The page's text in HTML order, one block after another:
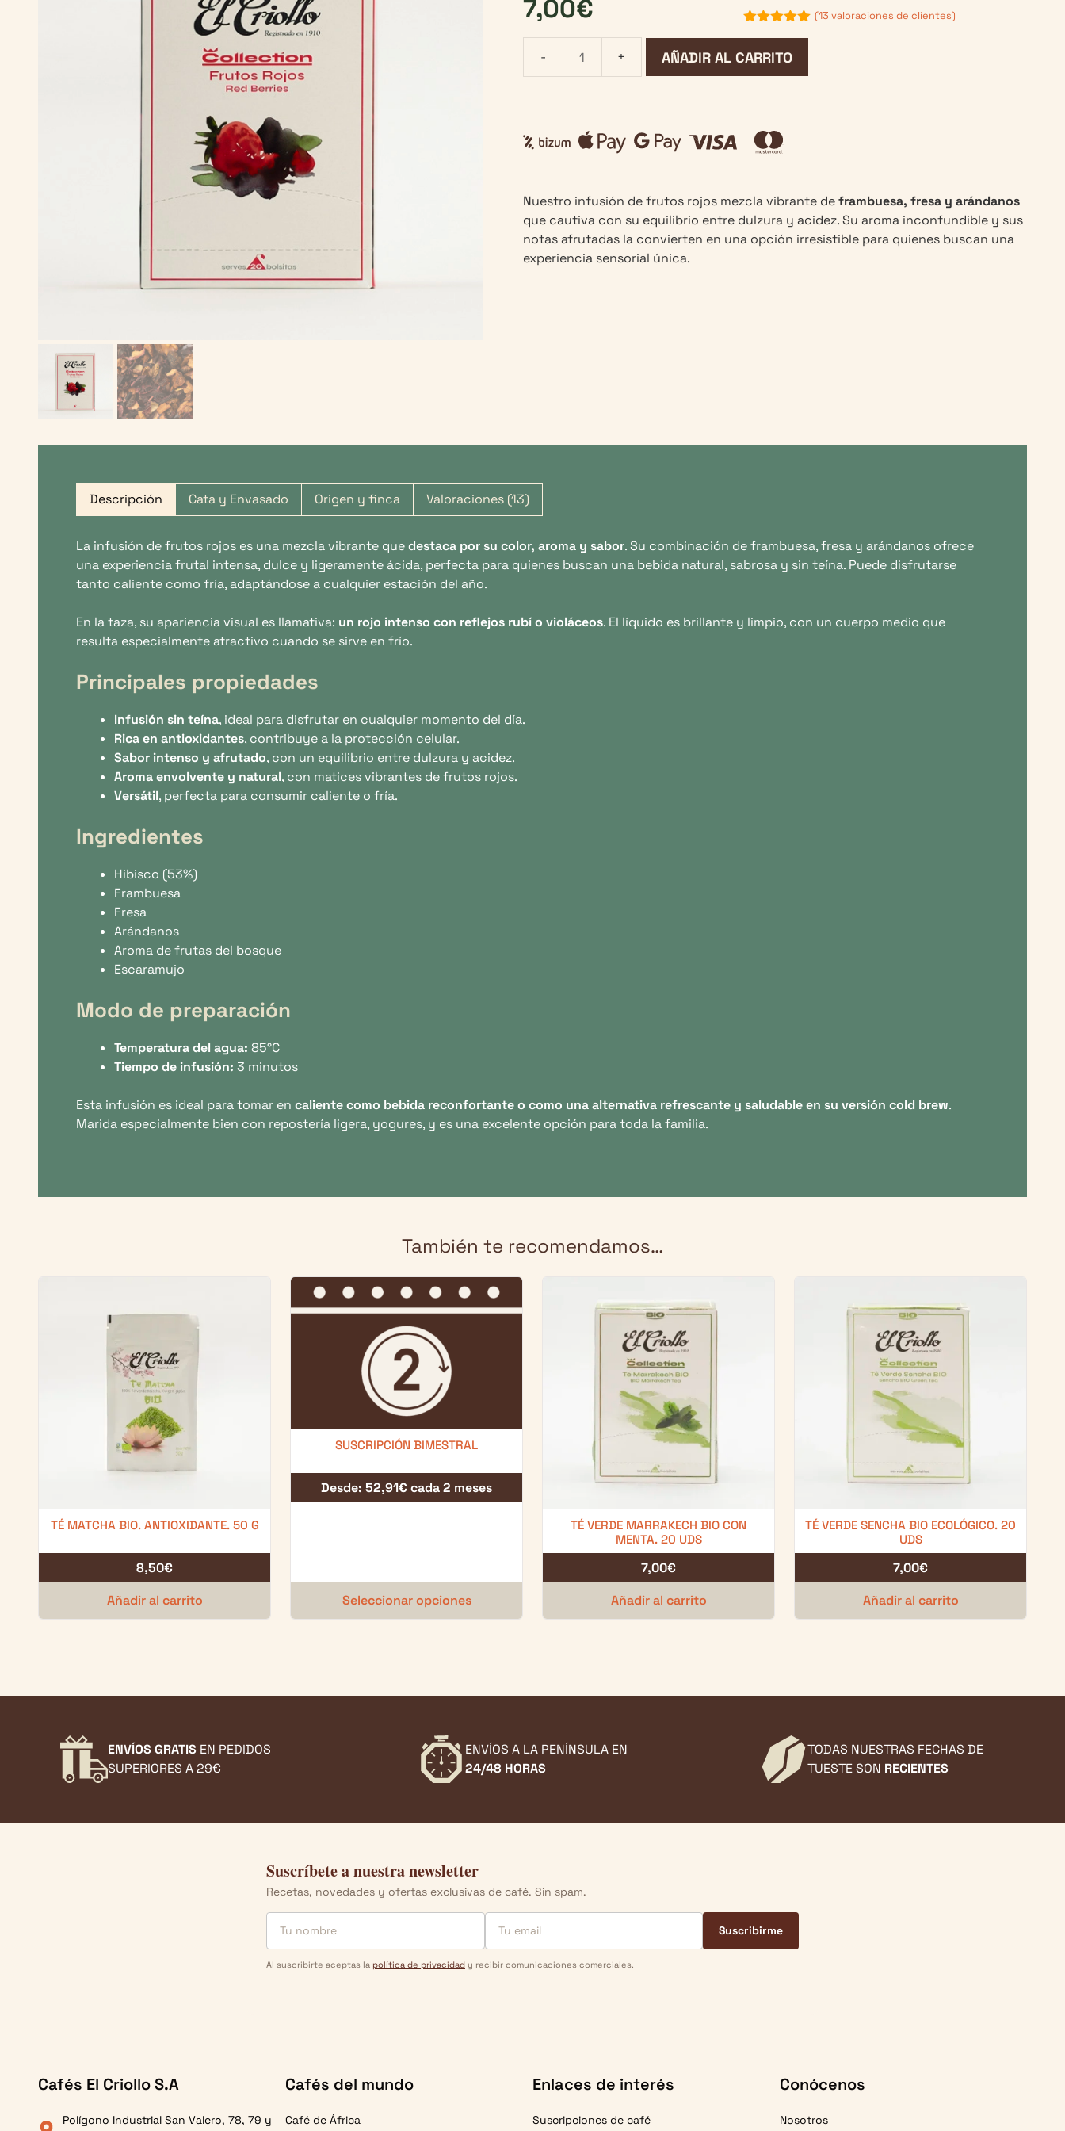
(13 valoraciones de clientes)
7,00€
20
AÑADIR AL CARRITO
Nuestro infusión de frutos rojos mezcla vibrante deframbuesa, fresa y arándanos
que cautiva con su equilibrio entre dulzura y acidez. Su aroma inconfundible y sus
notas afrutadas la convierten en una opción irresistible para quienes buscan una
experiencia sensorial única.
Descripción Cata y Envasado Origen y finca Valoraciones (13)
La infusión de frutos rojos es una mezcla vibrante quedestaca por su color, aroma y sabor. Su combinación de frambuesa, fresa y arándanos ofrece
una experiencia frutal intensa, dulce y ligeramente ácida, perfecta para quienes buscan una bebida natural, sabrosa y sin teína. Puede disfrutarse
tanto caliente como fría, adaptándose a cualquier estación del año.
En la taza, su apariencia visual es llamativa: un rojo intenso con reflejos rubí o violáceos. El líquido es brillante y limpio, con un cuerpo medio que
resulta especialmente atractivo cuando se sirve en frío.
Principales propiedades
Infusión sin teína, ideal para disfrutar en cualquier momento del día.
Rica en antioxidantes, contribuye a la protección celular.
Sabor intenso y afrutado, con un equilibrio entre dulzura y acidez.
Aroma envolvente y natural, con matices vibrantes de frutos rojos.
Versátil, perfecta para consumir caliente o fría.
Ingredientes
Hibisco (53%)
Frambuesa
Fresa
Arándanos
Aroma de frutas del bosque
Escaramujo
Modo de preparación
Temperatura del agua: 85°C
Tiempo de infusión: 3 minutos
Esta infusión es ideal para tomar en caliente como bebida reconfortante o como una alternativa refrescante y saludable en su versión cold brew.
Marida especialmente bien con repostería ligera, yogures, y es una excelente opción para toda la familia.
También te recomendamos…
TÉ MATCHA BIO. ANTIOXIDANTE. 50 G
8,50€
Añadir al carrito
SUSCRIPCIÓN BIMESTRAL
Desde: 52,91€cada 2 meses
Seleccionar opciones
TÉ VERDE MARRAKECH BIO CON
MENTA. 20 UDS
7,00€
Añadir al carrito
TÉ VERDE SENCHA BIO ECOLÓGICO. 20
UDS
7,00€
Añadir al carrito
ENVÍOS GRATISEN PEDIDOS
SUPERIORES A 29€
ENVÍOS A LA PENÍNSULA EN
24/48 HORAS
TODAS NUESTRAS FECHAS DE
TUESTE SON RECIENTES
Suscríbete a nuestra newsletter
Recetas, novedades y ofertas exclusivas de café. Sin spam.
Suscribirme
Al suscribirte aceptas la política de privacidad y recibir comunicaciones comerciales.
Cafés El Criollo S.A
Polígono Industrial San Valero, 78, 79 y
Cafés del mundo
Café de África
Enlaces de interés
Suscripciones de café
Conócenos
Nosotros